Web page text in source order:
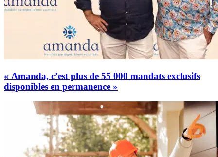
« Amanda, c’est plus de 55 000 mandats exclusifs
disponibles en permanence »